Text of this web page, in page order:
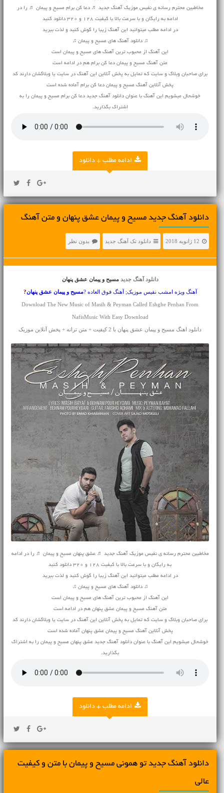
مخاطبین محترم رسانه ی نفیس موزیک آهنگ جدید ♬ دعا کن برام مسیح و پیمان ♬ را در
ادامه به رایگان و با سرعت بالا با کیفیت 128 و 320 دانلود کنید
در ادامه مطلب میتوانید این آهنگ زیبا را گوش کنید و لذت ببرید
♫ دانلود آهنگ های مسیح و پیمان ♫
این آهنگ از محبوب ترین آهنگ های مسیح و پیمان است
متن آهنگ مسیح و پیمان دعا کن برام هم در ادامه است
برای صاحبان وبلاگ و سایت که تمایل به پخش آنلاین این آهنگ در سایت یا وبلاگشان دارند کد
پخش آنلاین آهنگ مسیح و پیمان دعا کن برام آماده شده است
خوشحال میشویم این آهنگ با عنوان دانلود آهنگ جدید دعا کن برام مسیح و پیمان را به
اشتراک بگذارید.
ادامه مطلب + دانلود
دانلود آهنگ جديد مسیح و پیمان عشق پنهان و متن آهنگ
12 ژانویه 2018 دانلود تک آهنگ جدید بدون نظر
دانلود آهنگ جدید مسیح و پیمان عشق پنهان
آهنگ ویژه امشب نفیس موزیک; آهنگ فوق العاده ?مسیح و پیمان عشق پنهان?
Download The New Music of Masih & Peyman Called Eshghe Penhan From
NafisMusic With Easy Download
دانلود اهنگ مسیح و پیمان عشق پنهان با 2 کیفیت + متن ترانه + پخش آنلاین موزیک
مخاطبین محترم رسانه ی نفیس موزیک آهنگ جدید ♬ عشق پنهان مسیح و پیمان ♬ را در ادامه
به رایگان و با سرعت بالا با کیفیت 128 و 320 دانلود کنید
در ادامه مطلب میتوانید این آهنگ زیبا را گوش کنید و لذت ببرید
♫ دانلود آهنگ های مسیح و پیمان ♫
این آهنگ از محبوب ترین آهنگ های مسیح و پیمان است
متن آهنگ مسیح و پیمان عشق پنهان هم در ادامه است
برای صاحبان وبلاگ و سایت که تمایل به پخش آنلاین این آهنگ در سایت یا وبلاگشان دارند کد
پخش آنلاین آهنگ مسیح و پیمان عشق پنهان آماده شده است
خوشحال میشویم این آهنگ با عنوان دانلود آهنگ جدید عشق پنهان مسیح و پیمان را به اشتراک
بگذارید.
ادامه مطلب + دانلود
دانلود آهنگ جديد تو همونی مسیح و پیمان با متن و کیفیت
عالی